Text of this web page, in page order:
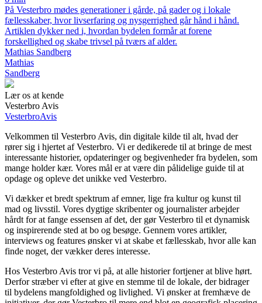
På Vesterbro mødes generationer i gårde, på gader og i lokale
fællesskaber, hvor livserfaring og nysgerrighed går hånd i hånd.
Artiklen dykker ned i, hvordan bydelen formår at forene
forskellighed og skabe trivsel på tværs af alder.
Mathias Sandberg
Mathias
Sandberg
Lær os at kende
Vesterbro Avis
VesterbroAvis
Velkommen til Vesterbro Avis, din digitale kilde til alt, hvad der
rører sig i hjertet af Vesterbro. Vi er dedikerede til at bringe de mest
interessante historier, opdateringer og begivenheder fra bydelen, som
mange holder kær. Vores mål er at være din pålidelige guide til at
opdage og opleve det unikke ved Vesterbro.
Vi dækker et bredt spektrum af emner, lige fra kultur og kunst til
mad og livsstil. Vores dygtige skribenter og journalister arbejder
hårdt for at fange essensen af det, der gør Vesterbro til et dynamisk
og inspirerende sted at bo og besøge. Gennem vores artikler,
interviews og features ønsker vi at skabe et fællesskab, hvor alle kan
finde noget, der vækker deres interesse.
Hos Vesterbro Avis tror vi på, at alle historier fortjener at blive hørt.
Derfor stræber vi efter at give en stemme til de lokale, der bidrager
til bydelens mangfoldighed og livlighed. Vi ønsker at fremhæve de